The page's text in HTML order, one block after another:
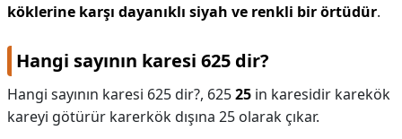
köklerine karşı dayanıklı siyah ve renkli bir örtüdür.
Hangi sayının karesi 625 dir?
Hangi sayının karesi 625 dir?, 62525 in karesidir karekök
kareyi götürür karerkök dışına 25 olarak çıkar.